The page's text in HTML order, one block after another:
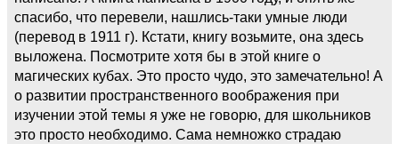
спасибо, что перевели, нашлись-таки умные люди
(перевод в 1911 г). Кстати, книгу возьмите, она здесь
выложена. Посмотрите хотя бы в этой книге о
магических кубах. Это просто чудо, это замечательно! А
о развитии пространственного воображения при
изучении этой темы я уже не говорю, для школьников
это просто необходимо. Сама немножко страдаю